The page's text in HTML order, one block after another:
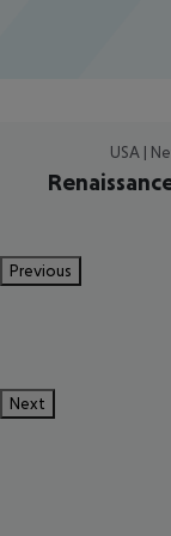
USA |
Previous
Next